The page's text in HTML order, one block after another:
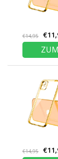
€14,95
€14,95